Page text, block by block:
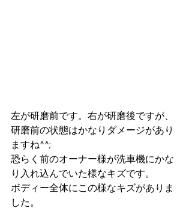
左が研磨前です。右が研磨後ですが、
研磨前の状態はかなりダメージがあり
ますね^^;
恐らく前のオーナー様が洗車機にかな
り入れ込んでいた様なキズです。
ボディー全体にこの様なキズがありま
した。